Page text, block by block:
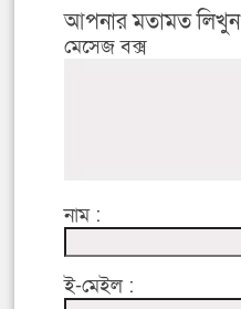
আপনার মতামত লিখুন
মেসেজ বক্স
নাম :
ই-মেইল :